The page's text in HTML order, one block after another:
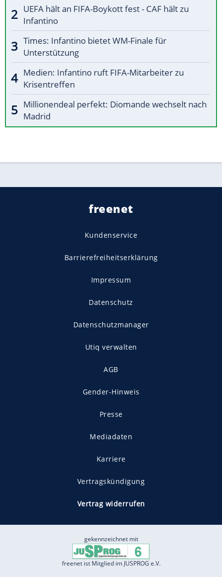
UEFA hält an FIFA-Boykott fest - CAF hält zu
Infantino
Times: Infantino bietet WM-Finale für
Unterstützung
Medien: Infantino ruft FIFA-Mitarbeiter zu
Krisentreffen
Millionendeal perfekt: Diomande wechselt nach
Madrid
freenet
Kundenservice
Barrierefreiheitserklärung
Impressum
Datenschutz
Datenschutzmanager
Utiq verwalten
AGB
Gender-Hinweis
Presse
Mediadaten
Karriere
Vertragskündigung
Vertrag widerrufen
gekennzeichnet mit
freenet ist Mitglied im JUSPROG e.V.